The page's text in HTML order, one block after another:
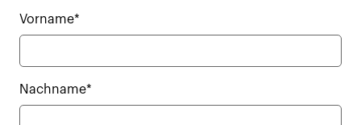
Vorname*
Nachname*